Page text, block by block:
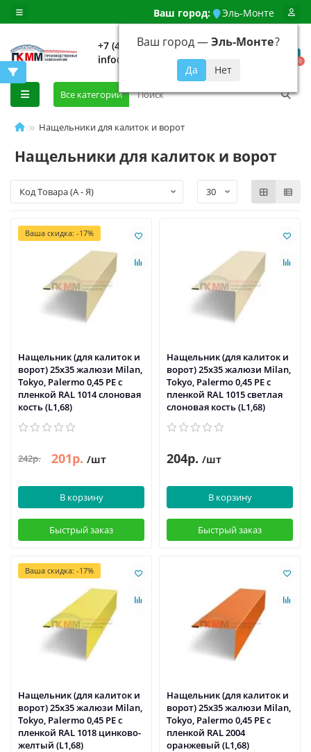
Ваш город: Эль-Монте
Ваш город —Эль-Монте?
+7 (499) 648-92-94
info@evroshtaketnikmoskva.ru
0
Все категории
Нащельники для калиток и ворот
Нащельники для калиток и ворот
Ваша скидка: -17%
Нащельник (для калиток и
ворот) 25х35 жалюзи Milan,
Tokyo, Palermo 0,45 PE с
пленкой RAL 1014 слоновая
кость (L1,68)
242р. 201р. /шт
В корзину
Быстрый заказ
Нащельник (для калиток и
ворот) 25х35 жалюзи Milan,
Tokyo, Palermo 0,45 PE с
пленкой RAL 1015 светлая
слоновая кость (L1,68)
204р. /шт
В корзину
Быстрый заказ
Ваша скидка: -17%
Нащельник (для калиток и
ворот) 25х35 жалюзи Milan,
Tokyo, Palermo 0,45 PE с
пленкой RAL 1018 цинково-
желтый (L1,68)
Нащельник (для калиток и
ворот) 25х35 жалюзи Milan,
Tokyo, Palermo 0,45 PE с
пленкой RAL 2004
оранжевый (L1,68)